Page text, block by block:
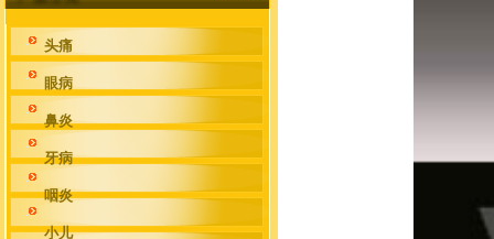
头痛
眼病
鼻炎
牙病
咽炎
小儿